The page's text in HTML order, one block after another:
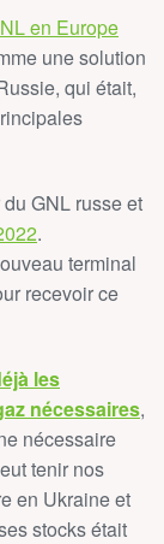
en Europe
une solution
qui était,
GNL russe et
.
terminal
recevoir ce
les
nécessaires,
nécessaire
tenir nos
en Ukraine et
stocks était